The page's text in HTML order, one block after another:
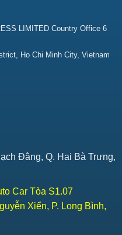
LIMITED Country Office 6
Ho Chi Minh City, Vietnam
Đằng, Q. Hai Bà Trưng,
Car Tòa S1.07
Xiển, P. Long Bình,